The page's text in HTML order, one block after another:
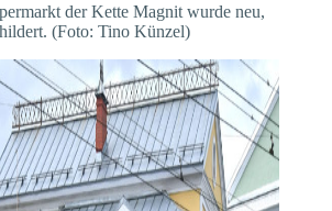
der Kette Magnit wurde neu,
(Foto: Tino Künzel)